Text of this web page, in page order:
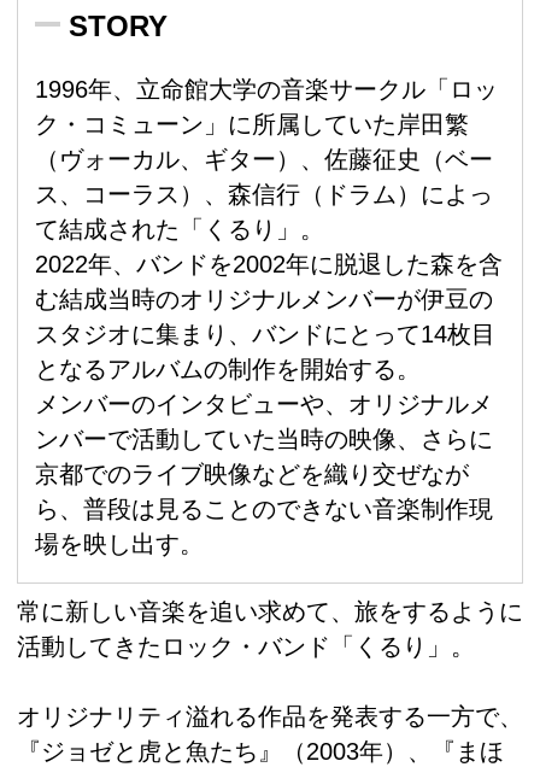
STORY
1996年、立命館大学の音楽サークル「ロッ
ク・コミューン」に所属していた岸田繁
（ヴォーカル、ギター）、佐藤征史（ベー
ス、コーラス）、森信行（ドラム）によっ
て結成された「くるり」。
2022年、バンドを2002年に脱退した森を含
む結成当時のオリジナルメンバーが伊豆の
スタジオに集まり、バンドにとって14枚目
となるアルバムの制作を開始する。
メンバーのインタビューや、オリジナルメ
ンバーで活動していた当時の映像、さらに
京都でのライブ映像などを織り交ぜなが
ら、普段は見ることのできない音楽制作現
場を映し出す。
常に新しい音楽を追い求めて、旅をするように
活動してきたロック・バンド「くるり」。
オリジナリティ溢れる作品を発表する一方で、
『ジョゼと虎と魚たち』（2003年）、『まほ